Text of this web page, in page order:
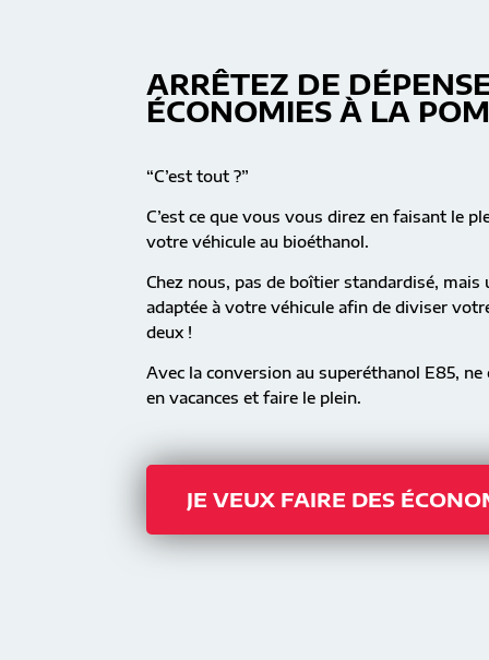
ARRÊTEZ DE
ÉCONOMIES À LA
“C’est tout ?”
C’est ce que vous vous direz en faisant le
votre véhicule au bioéthanol.
Chez nous, pas de boîtier standardisé,
adaptée à votre véhicule afin de diviser
deux !
Avec la conversion au superéthanol E85,
en vacances et faire le plein.
JE VEUX FAIRE DES